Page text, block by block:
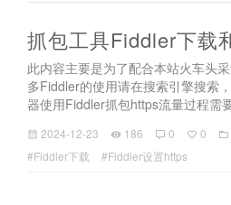
抓包工具Fiddler下载
此内容主要是为了配合本站火车头
多Fiddler的使用请在搜索引擎搜索
器使用Fiddler抓包https流量过程需
2024-12-23 186 0 0
#Fiddler下载
#Fiddler设置https